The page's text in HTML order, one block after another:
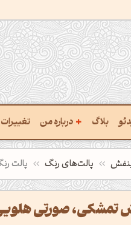
بلاگ + درباره من
درباره‌من
سفارش پروژه
تماس با ‌من
پالت‌های رنگ پالت
تمشکی، صورتی